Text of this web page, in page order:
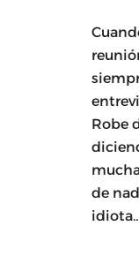
Robe
de